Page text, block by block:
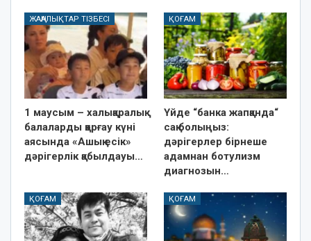
ЖАҢАЛЫҚТАР ТІЗБЕСІ
1 маусым – халықаралық
балаларды қорғау күні
аясында «Ашық есік»
дәрігерлік қабылдауы…
ҚОҒАМ
Үйде “банка жапқанда“
сақ болыңыз:
дәрігерлер бірнеше
адамнан ботулизм
диагнозын…
ҚОҒАМ ҚОҒАМ